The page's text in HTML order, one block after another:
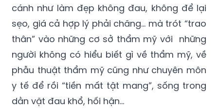
cánh như làm đẹp không đau, không để lại
sẹo, giá cả hợp lý phải chăng… mà trót “trao
thân” vào những cơ sở thẩm mỹ với những
người không có hiểu biết gì về thẩm mỹ, về
phẫu thuật thẩm mỹ cũng như chuyên môn
y tế để rồi “tiền mất tật mang”, sống trong
dằn vặt đau khổ, hối hận…